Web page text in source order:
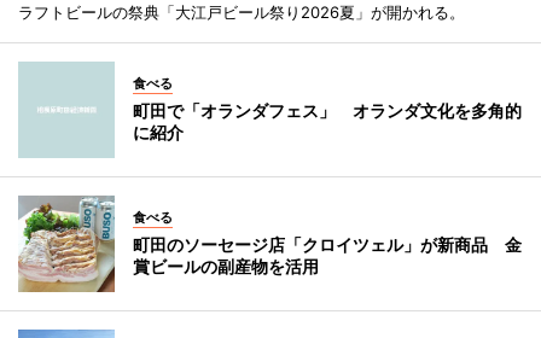
ラフトビールの祭典「大江戸ビール祭り2026夏」が開かれる。
食べる
町田で「オランダフェス」 オランダ文化を多角的
に紹介
食べる
町田のソーセージ店「クロイツェル」が新商品 金
賞ビールの副産物を活用